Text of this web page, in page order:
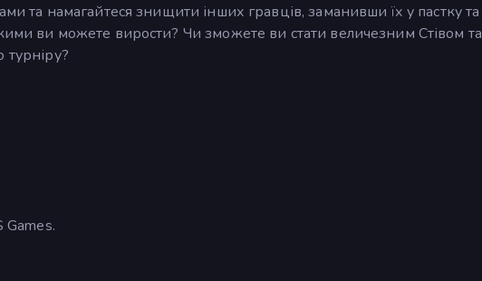
та намагайтеся знищити інших гравців, заманивши їх у пастку та
ви можете вирости? Чи зможете ви стати величезним Стівом та
Games.